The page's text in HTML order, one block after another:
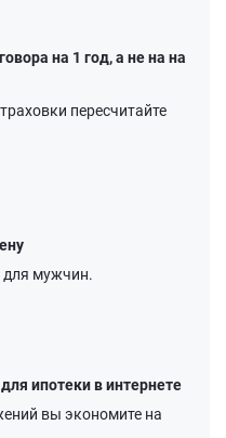
на 1 год, а не на на
пересчитайте
мужчин.
ипотеки в интернете
вы экономите на